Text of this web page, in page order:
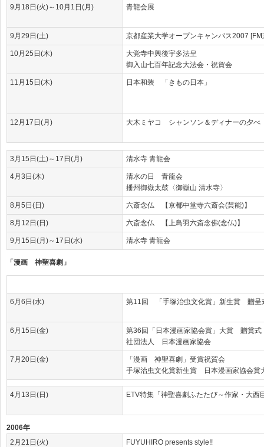
9月18日(火)～10月1日(月) 青龍会展
9月29日(土) 京都産業大学オープンキャンパス2007 [FM
10月25日(木)
大覚寺中興後宇多法皇
御入山七百年記念大法会・祝賀会
11月15日(木) 日本和装 「きもの日本」
12月17日(月) 大木ミヤコ シャンソン＆ディナーの夕べ
3月15日(土)～17日(月) 清水寺 青龍会
4月3日(木)
清水の日 青龍会
播州御嶽太鼓〈御嶽山 清水寺〉
8月5日(日) 六斎念仏 【京都中堂寺六斎会(芸能)】
8月12日(日) 六斎念仏 【上鳥羽六斎念佛(念仏)】
9月15日(月)～17日(水) 清水寺 青龍会
「漫画 神聖喜劇」
6月6日(水) 第11回 「手塚治虫文化賞」新生賞 贈呈
6月15日(金)
第36回「日本漫画家協会賞」大賞 贈賞式
社団法人 日本漫画家協会
7月20日(金)
「漫画 神聖喜劇」受賞祝賀会
手塚治虫文化賞新生賞 日本漫画家協会
4月13日(日) ETV特集「神聖喜劇ふたたび～作家・大西
2006年
2月21日(火)
FUYUHIRO presents style!!